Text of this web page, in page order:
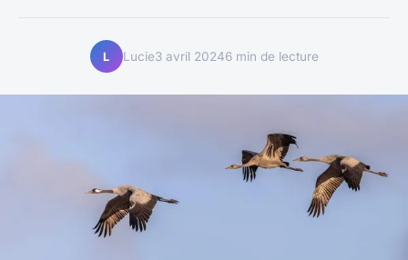
L Lucie3 avril 20246 min de lecture